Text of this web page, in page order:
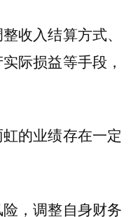
收入结算方式、
际损益等手段，
的业绩存在一定
，调整自身财务